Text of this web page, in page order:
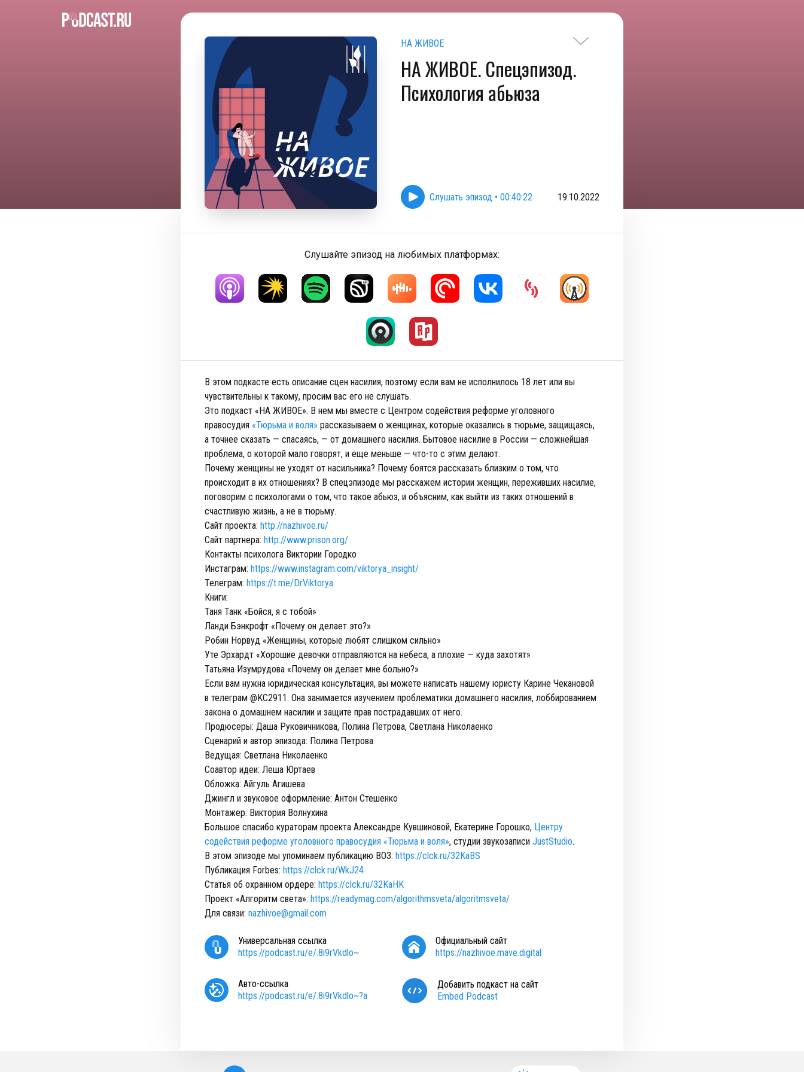
НА ЖИВОЕ
НА ЖИВОЕ. Спецэпизод.
Психология абьюза
Слушать эпизод • 00:40:22 19.10.2022
Слушайте эпизод на любимых платформах:
В этом подкасте есть описание сцен насилия, поэтому если вам не исполнилось 18 лет или вы
чувствительны к такому, просим вас его не слушать.
Это подкаст «НА ЖИВОЕ». В нем мы вместе с Центром содействия реформе уголовного
правосудия «Тюрьма и воля» рассказываем о женщинах, которые оказались в тюрьме, защищаясь,
а точнее сказать — спасаясь, — от домашнего насилия. Бытовое насилие в России — сложнейшая
проблема, о которой мало говорят, и еще меньше — что-то с этим делают.
Почему женщины не уходят от насильника? Почему боятся рассказать близким о том, что
происходит в их отношениях? В спецэпизоде мы расскажем истории женщин, переживших насилие,
поговорим с психологами о том, что такое абьюз, и объясним, как выйти из таких отношений в
счастливую жизнь, а не в тюрьму.
Сайт проекта: http://nazhivoe.ru/
Сайт партнера: http://www.prison.org/
Контакты психолога Виктории Городко
Инстаграм: https://www.instagram.com/viktorya_insight/
Телеграм: https://t.me/DrViktorya
Книги:
Таня Танк «Бойся, я с тобой»
Ланди Бэнкрофт «Почему он делает это?»
Робин Норвуд «Женщины, которые любят слишком сильно»
Уте Эрхардт «Хорошие девочки отправляются на небеса, а плохие — куда захотят»
Татьяна Изумрудова «Почему он делает мне больно?»
Если вам нужна юридическая консультация, вы можете написать нашему юристу Карине Чекановой
в телеграм @KC2911. Она занимается изучением проблематики домашнего насилия, лоббированием
закона о домашнем насилии и защите прав пострадавших от него.
Продюсеры: Даша Руковичникова, Полина Петрова, Светлана Николаенко
Сценарий и автор эпизода: Полина Петрова
Ведущая: Светлана Николаенко
Соавтор идеи: Леша Юртаев
Обложка: Айгуль Агишева
Джингл и звуковое оформление: Антон Стешенко
Монтажер: Виктория Волнухина
Большое спасибо кураторам проекта Александре Кувшиновой, Екатерине Горошко, Центру
содействия реформе уголовного правосудия «Тюрьма и воля», студии звукозаписи JustStudio.
В этом эпизоде мы упоминаем публикацию ВОЗ: https://clck.ru/32KaBS
Публикация Forbes: https://clck.ru/WkJ24
Статья об охранном ордере: https://clck.ru/32KaHK
Проект «Алгоритм света»: https://readymag.com/algorithmsveta/algoritmsveta/
Для связи: nazhivoe@gmail.com
Универсальная ссылка
https://podcast.ru/e/.8i9rVkdlo~
Официальный сайт
https://nazhivoe.mave.digital
Авто-ссылка
https://podcast.ru/e/.8i9rVkdlo~?a
Добавить подкаст на сайт
Embed Podcast